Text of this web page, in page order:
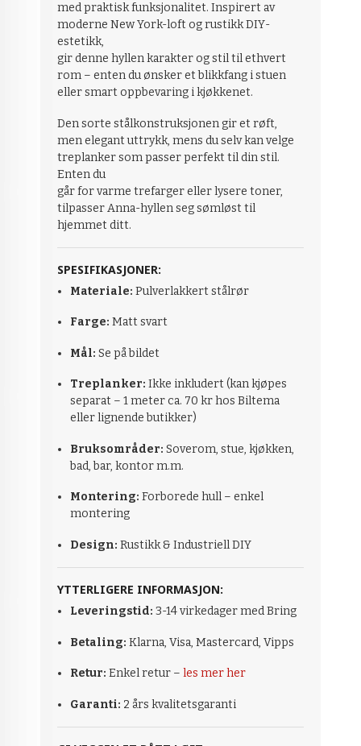
med praktisk funksjonalitet. Inspirert av
moderne New York-loft og rustikk DIY-
estetikk,
gir denne hyllen karakter og stil til ethvert
rom – enten du ønsker et blikkfang i stuen
eller smart oppbevaring i kjøkkenet.
Den sorte stålkonstruksjonen gir et røft,
men elegant uttrykk, mens du selv kan velge
treplanker som passer perfekt til din stil.
Enten du
går for varme trefarger eller lysere toner,
tilpasser Anna-hyllen seg sømløst til
hjemmet ditt.
SPESIFIKASJONER:
Materiale: Pulverlakkert stålrør
Farge: Matt svart
Mål: Se på bildet
Treplanker: Ikke inkludert (kan kjøpes
separat – 1 meter ca. 70 kr hos Biltema
eller lignende butikker)
Bruksområder: Soverom, stue, kjøkken,
bad, bar, kontor m.m.
Montering: Forborede hull – enkel
montering
Design: Rustikk & Industriell DIY
YTTERLIGERE INFORMASJON:
Leveringstid: 3-14 virkedager med Bring
Betaling: Klarna, Visa, Mastercard, Vipps
Retur: Enkel retur – les mer her
Garanti: 2 års kvalitetsgaranti